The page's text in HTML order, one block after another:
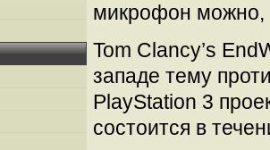
микрофон можно,
Tom Clancy’s
западе тему
PlayStation 3
состоится в